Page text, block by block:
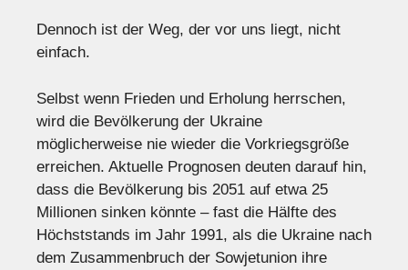
Dennoch ist der Weg, der vor uns liegt, nicht
einfach.
Selbst wenn Frieden und Erholung herrschen,
wird die Bevölkerung der Ukraine
möglicherweise nie wieder die Vorkriegsgröße
erreichen. Aktuelle Prognosen deuten darauf hin,
dass die Bevölkerung bis 2051 auf etwa 25
Millionen sinken könnte – fast die Hälfte des
Höchststands im Jahr 1991, als die Ukraine nach
dem Zusammenbruch der Sowjetunion ihre